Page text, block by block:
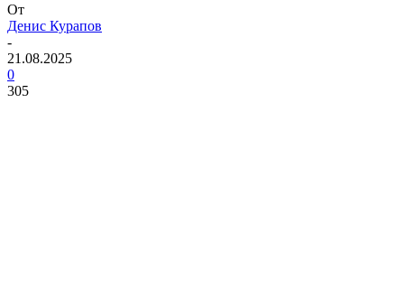
От
Денис Курапов
-
21.08.2025
0
305